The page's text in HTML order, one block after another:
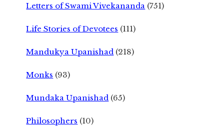
Letters of Swami Vivekananda (751)
Life Stories of Devotees (111)
Mandukya Upanishad (218)
Monks (93)
Mundaka Upanishad (65)
Philosophers (10)